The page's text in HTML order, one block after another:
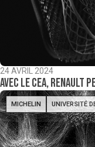
24 AVRIL 2024
Avec le CEA, Renault
MICHELIN UNIVERSITÉ